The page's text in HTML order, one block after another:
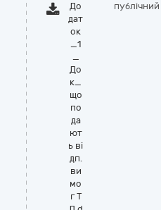
До
дат
ок
_1
_
До
к_
що
по
да
ют
ь ві
дп.
ви
мо
г Т
публічний